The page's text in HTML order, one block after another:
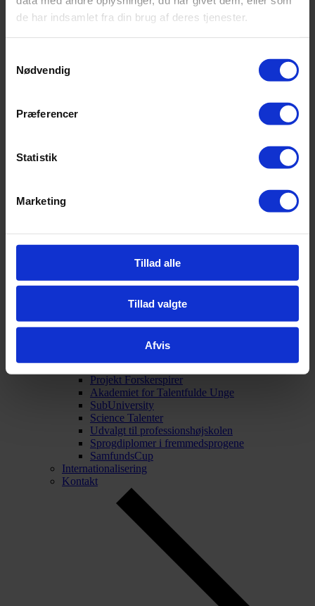
de har indsamlet fra din brug af deres tjenester.
Nødvendig
Præferencer
Statistik
Marketing
Tillad alle
Tillad valgte
Afvis
Talentarbejde
Projekt Forskerspirer
Akademiet for Talentfulde Unge
SubUniversity
Science Talenter
Udvalgt til professionshøjskolen
Sprogdiplomer i fremmedsprogene
SamfundsCup
Internationalisering
Kontakt